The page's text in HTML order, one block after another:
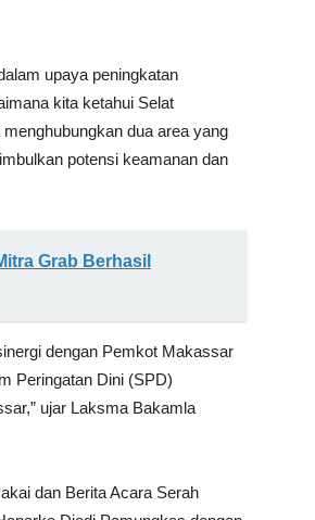
upaya peningkatan
kita ketahui Selat
dua area yang
potensi keamanan dan
Grab Berhasil
dengan Pemkot Makassar
Peringatan Dini (SPD)
ujar Laksma Bakamla
dan Berita Acara Serah